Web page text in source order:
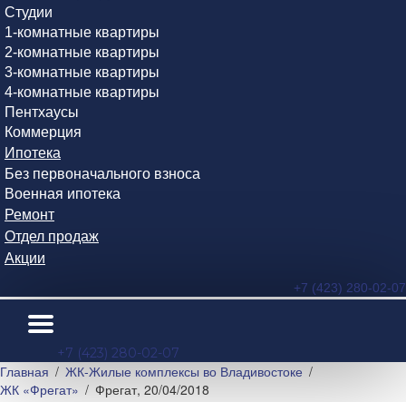
Студии
1-комнатные квартиры
2-комнатные квартиры
3-комнатные квартиры
4-комнатные квартиры
Пентхаусы
Коммерция
Ипотека
Без первоначального взноса
Военная ипотека
Ремонт
Отдел продаж
Акции
+7 (423) 280-02-07
+7 (423) 280-02-07
Главная
ЖК-Жилые комплексы во Владивостоке
ЖК «Фрегат»
Фрегат, 20/04/2018